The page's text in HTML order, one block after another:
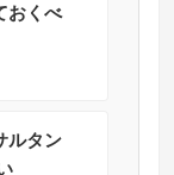
おくべ
ルタン